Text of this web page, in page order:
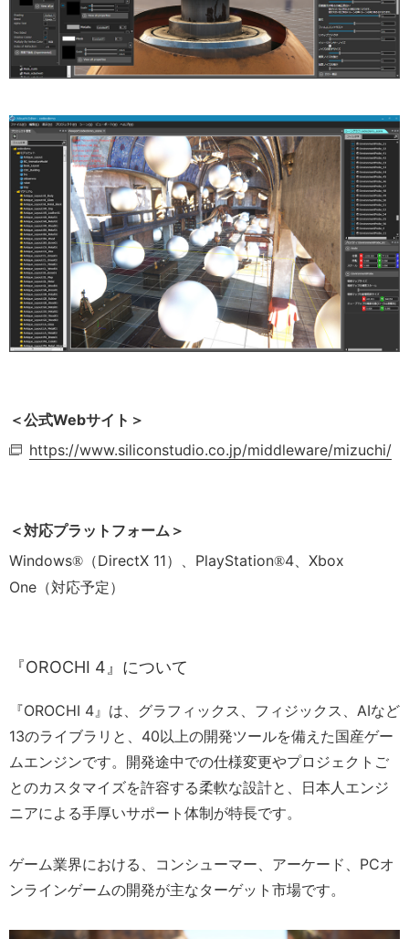
＜公式Webサイト＞
https://www.siliconstudio.co.jp/middleware/mizuchi/
＜対応プラットフォーム＞
Windows® （DirectX 11）、PlayStation®4、Xbox
One（対応予定）
『OROCHI 4』について
『OROCHI 4』は、グラフィックス、フィジックス、AIなど
13のライブラリと、40以上の開発ツールを備えた国産ゲー
ムエンジンです。開発途中での仕様変更やプロジェクトご
とのカスタマイズを許容する柔軟な設計と、日本人エンジ
ニアによる手厚いサポート体制が特長です。
ゲーム業界における、コンシューマー、アーケード、PCオ
ンラインゲームの開発が主なターゲット市場です。